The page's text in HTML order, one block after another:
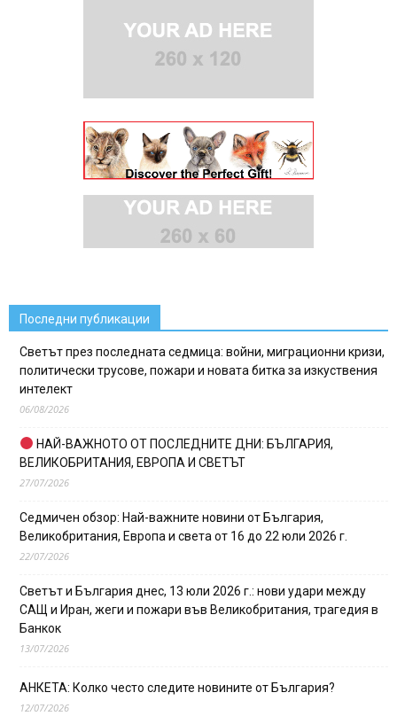
Последни публикации
Светът през последната седмица: войни, миграционни кризи,
политически трусове, пожари и новата битка за изкуствения
интелект
06/08/2026
НАЙ-ВАЖНОТО ОТ ПОСЛЕДНИТЕ ДНИ: БЪЛГАРИЯ,
ВЕЛИКОБРИТАНИЯ, ЕВРОПА И СВЕТЪТ
27/07/2026
Седмичен обзор: Най-важните новини от България,
Великобритания, Европа и света от 16 до 22 юли 2026 г.
22/07/2026
Светът и България днес, 13 юли 2026 г.: нови удари между
САЩ и Иран, жеги и пожари във Великобритания, трагедия в
Банкок
13/07/2026
АНКЕТА: Колко често следите новините от България?
12/07/2026